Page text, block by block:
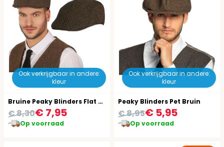
Ook verkrijgbaar in andere:
kleur
Bruine Peaky Blinders Flat Cap
€ 7,95
€ 8,30
Op voorraad
Ook verkrijgbaar in andere:
kleur
Peaky Blinders Pet Bruin
€ 5,95
€ 8,95
Op voorraad